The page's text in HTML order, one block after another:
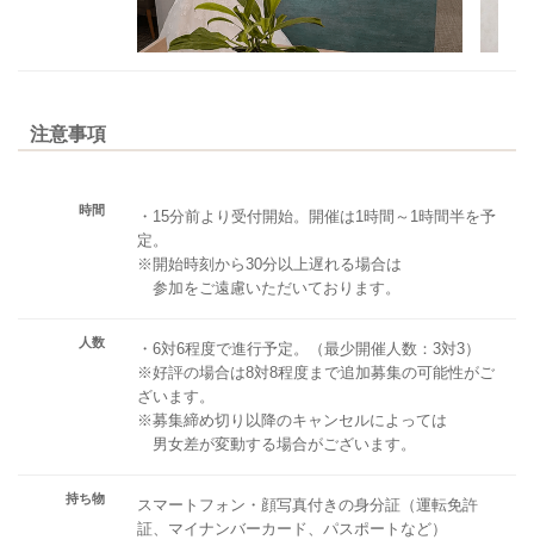
注意事項
時間
・15分前より受付開始。開催は1時間～1時間半を予
定。
※開始時刻から30分以上遅れる場合は
参加をご遠慮いただいております。
人数
・6対6程度で進行予定。（最少開催人数：3対3）
※好評の場合は8対8程度まで追加募集の可能性がご
ざいます。
※募集締め切り以降のキャンセルによっては
男女差が変動する場合がございます。
持ち物
スマートフォン・顔写真付きの身分証（運転免許
証、マイナンバーカード、パスポートなど）